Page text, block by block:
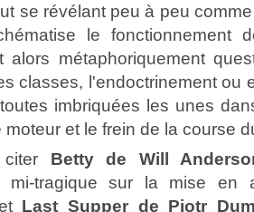
se révélant peu à peu
le fonctionnement
alors métaphoriquement
classes, l'endoctrinement ou
imbriquées les unes
moteur et le frein de la course
Betty de Will
mi-tragique sur la mise en
Last Supper de Piotr